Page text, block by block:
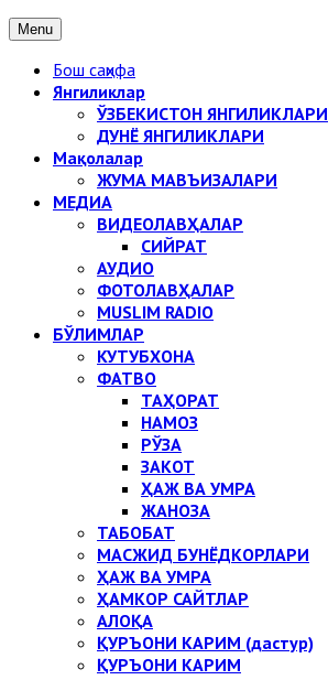
Menu
Бош саҳифа
Янгиликлар
ЎЗБЕКИСТОН ЯНГИЛИКЛАРИ
ДУНЁ ЯНГИЛИКЛАРИ
Мақолалар
ЖУМА МАВЪИЗАЛАРИ
МЕДИА
ВИДЕОЛАВҲАЛАР
СИЙРАТ
АУДИО
ФОТОЛАВҲАЛАР
MUSLIM RADIO
БЎЛИМЛАР
КУТУБХОНА
ФАТВО
ТАҲОРАТ
НАМОЗ
РЎЗА
ЗАКОТ
ҲАЖ ВА УМРА
ЖАНОЗА
ТАБОБАТ
МАСЖИД БУНЁДКОРЛАРИ
ҲАЖ ВА УМРА
ҲАМКОР САЙТЛАР
АЛОҚА
ҚУРЪОНИ КАРИМ (дастур)
ҚУРЪОНИ КАРИМ